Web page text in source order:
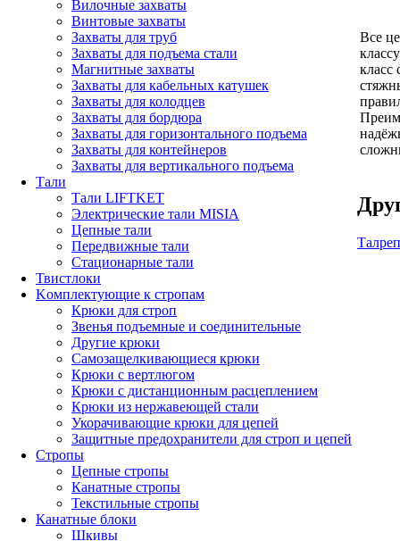
Вилочные захваты
Винтовые захваты
Захваты для труб
Захваты для подъема стали
Магнитные захваты
Захваты для кабельных катушек
Захваты для колодцев
Захваты для бордюра
Захваты для горизонтального подъема
Захваты для контейнеров
Захваты для вертикального подъема
Тали
Тали LIFTKET
Электрические тали MISIA
Цепные тали
Передвижные тали
Стационарные тали
Твистлоки
Kомплектующие к стропам
Крюки для строп
Звенья подъемные и соединительные
Другие крюки
Самозащелкивающиеся крюки
Крюки с вертлюгом
Крюки с дистанционным расцеплением
Крюки из нержавеющей стали
Укорачивающие крюки для цепей
Защитные предохранители для строп и цепей
Стропы
Цепные стропы
Канатные стропы
Текстильные стропы
Канатные блоки
Шкивы
Все
класс
Талреп